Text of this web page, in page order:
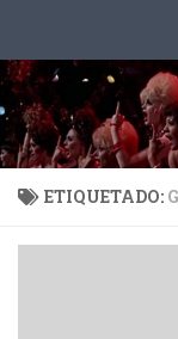
ETIQUETADO: